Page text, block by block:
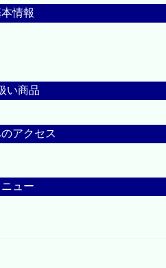
情報
い商品
アクセス
ニュー